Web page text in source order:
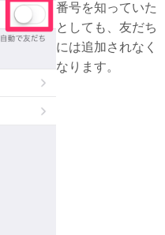
番号を知っていた
としても、友だち
には追加されなく
なります。